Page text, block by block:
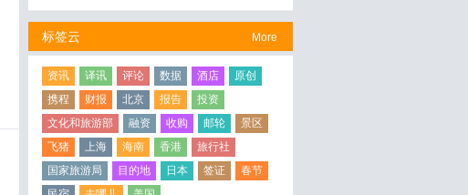
下水仪式
More
标签云
资讯 译讯 评论 数据 酒店
原创
携程
财报 北京 报告
投资
文化和旅游部
融资 收购 邮轮
景区
飞猪
上海 海南 香港
旅行社
国家旅游局
目的地 日本 签证
春节